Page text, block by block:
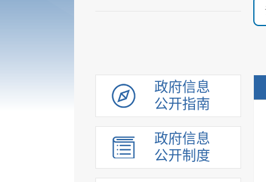
政府信息
公开指南
政府信息
公开制度